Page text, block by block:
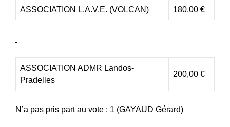
ASSOCIATION L.A.V.E. (VOLCAN) 180,00 €
ASSOCIATION ADMR Landos-
Pradelles
200,00 €
N’a pas pris part au vote : 1 (GAYAUD Gérard)